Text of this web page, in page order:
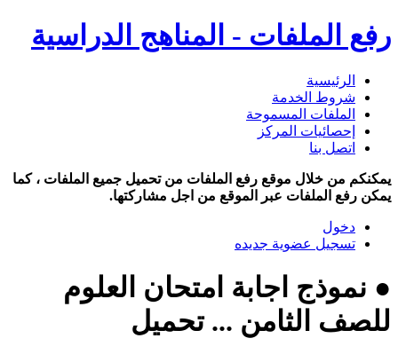
رفع الملفات - المناهج الدراسية
الرئيسية
شروط الخدمة
الملفات المسموحة
إحصائيات المركز
اتصل بنا
يمكنكم من خلال موقع رفع الملفات من تحميل جميع الملفات ، كما
يمكن رفع الملفات عبر الموقع من اجل مشاركتها.
دخول
تسجيل عضوية جديده
● نموذج اجابة امتحان العلوم
للصف الثامن ... تحميل